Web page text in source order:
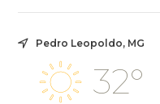
Pedro Leopoldo, MG
32°